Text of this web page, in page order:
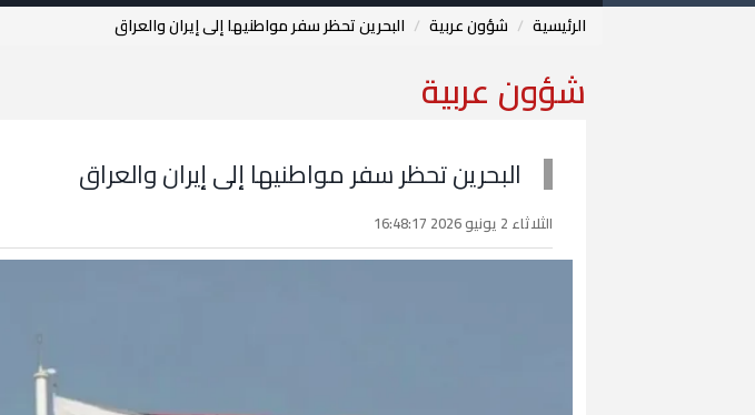
الرئيسية
شؤون عربية البحرين تحظر سفر مواطنيها إلى إيران والعراق
شؤون عربية
البحرين تحظر سفر مواطنيها إلى إيران والعراق
الثلاثاء 2 يونيو 2026 16:48:17